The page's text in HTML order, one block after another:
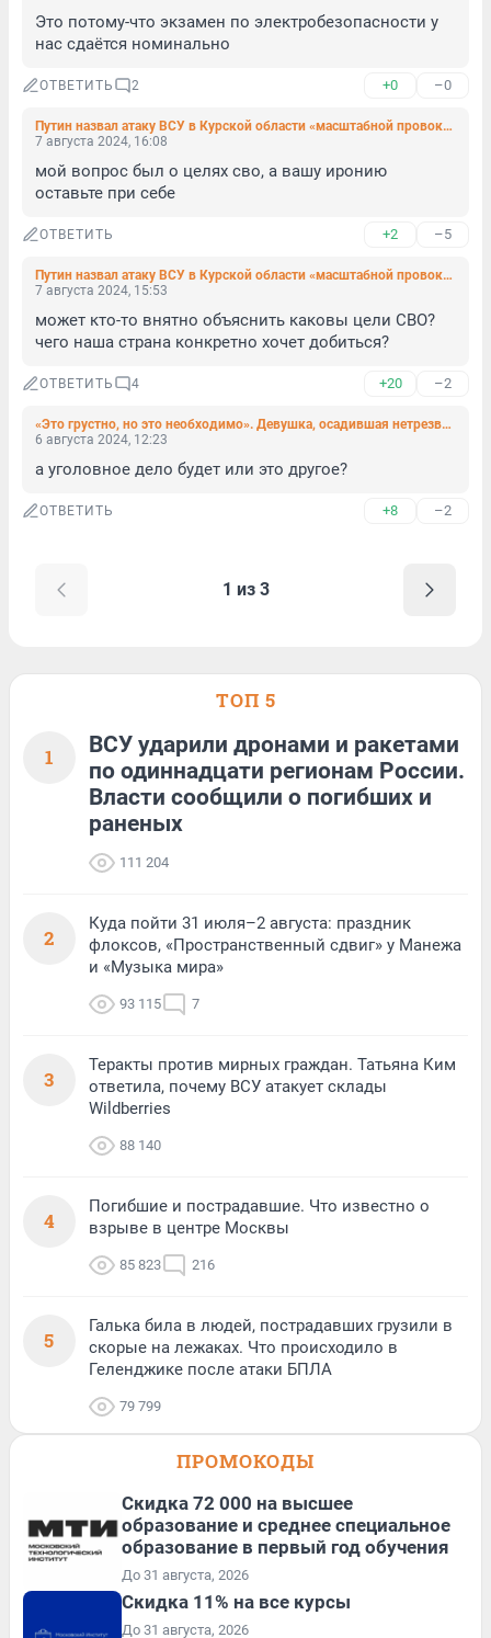
Это потому-что экзамен по электробезопасности у
нас сдаётся номинально
ОТВЕТИТЬ 2 +0 –0
Путин назвал атаку ВСУ в Курской области «масштабной провокацией» Киева
7 августа 2024, 16:08
мой вопрос был о целях сво, а вашу иронию
оставьте при себе
ОТВЕТИТЬ +2 –5
Путин назвал атаку ВСУ в Курской области «масштабной провокацией» Киева
7 августа 2024, 15:53
может кто-то внятно объяснить каковы цели СВО?
чего наша страна конкретно хочет добиться?
ОТВЕТИТЬ 4 +20 –2
«Это грустно, но это необходимо». Девушка, осадившая нетрезвого кавалера «двоечкой», рассказала и показала, как постоять за себя
6 августа 2024, 12:23
а уголовное дело будет или это другое?
ОТВЕТИТЬ +8 –2
1 из 3
ТОП 5
1
ВСУ ударили дронами и ракетами
по одиннадцати регионам России.
Власти сообщили о погибших и
раненых
111 204
2
Куда пойти 31 июля–2 августа: праздник
флоксов, «Пространственный сдвиг» у Манежа
и «Музыка мира»
93 115 7
3
Теракты против мирных граждан. Татьяна Ким
ответила, почему ВСУ атакует склады
Wildberries
88 140
4
Погибшие и пострадавшие. Что известно о
взрыве в центре Москвы
85 823 216
5
Галька била в людей, пострадавших грузили в
скорые на лежаках. Что происходило в
Геленджике после атаки БПЛА
79 799
ПРОМОКОДЫ
Скидка 72 000 на высшее
образование и среднее специальное
образование в первый год обучения
До 31 августа, 2026
Скидка 11% на все курсы
До 31 августа, 2026